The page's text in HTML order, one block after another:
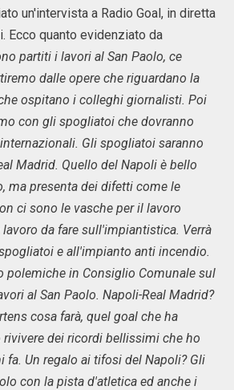
un'intervista a Radio Goal, in diretta
Ecco quanto evidenziato da
partiti i lavori al San Paolo, ce
dalle opere che riguardano la
ospitano i colleghi giornalisti. Poi
con gli spogliatoi che dovranno
Gli spogliatoi saranno
Madrid. Quello del Napoli è bello
ma presenta dei difetti come le
ci sono le vasche per il lavoro
da fare sull'impiantistica. Verrà
e all'impianto anti incendio.
polemiche in Consiglio Comunale sul
al San Paolo. Napoli-Real Madrid?
cosa farà, quel goal che ha
dei ricordi bellissimi che ho
fa. Un regalo ai tifosi del Napoli? Gli
con la pista d'atletica ed anche i